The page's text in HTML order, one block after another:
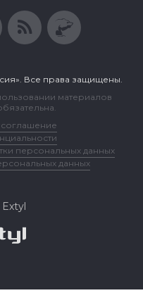
Все права защищены.
материалов
соглашение
персональных данных
данных